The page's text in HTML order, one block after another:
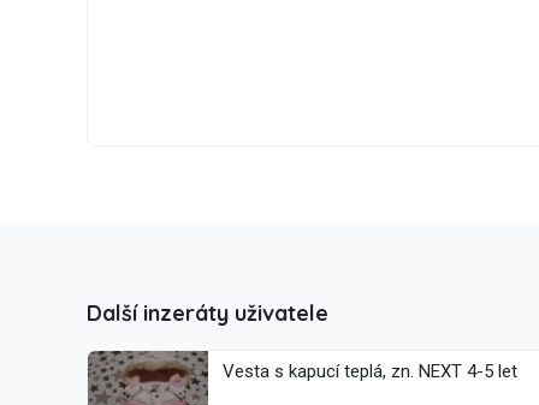
Další inzeráty uživatele
Vesta s kapucí teplá, zn. NEXT 4-5 let